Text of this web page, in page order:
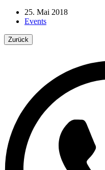
25. Mai 2018
Events